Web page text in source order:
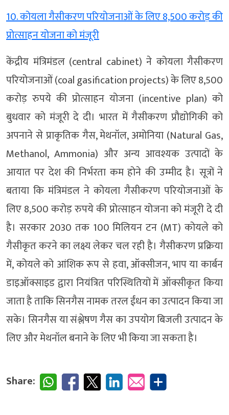
10. कोयला गैसीकरण परियोजनाओं के लिए 8,500 करोड़ की
प्रोत्साहन योजना को मंजूरी
केंद्रीय मंत्रिमंडल (central cabinet) ने कोयला गैसीकरण
परियोजनाओं (coal gasification projects) के लिए 8,500
करोड़ रुपये की प्रोत्साहन योजना (incentive plan) को
बुधवार को मंजूरी दे दी। भारत में गैसीकरण प्रौद्योगिकी को
अपनाने से प्राकृतिक गैस, मेथनॉल, अमोनिया (Natural Gas,
Methanol, Ammonia) और अन्य आवश्यक उत्पादों के
आयात पर देश की निर्भरता कम होने की उम्मीद है। सूत्रों ने
बताया कि मंत्रिमंडल ने कोयला गैसीकरण परियोजनाओं के
लिए 8,500 करोड़ रुपये की प्रोत्साहन योजना को मंजूरी दे दी
है। सरकार 2030 तक 100 मिलियन टन (MT) कोयले को
गैसीकृत करने का लक्ष्य लेकर चल रही है। गैसीकरण प्रक्रिया
में, कोयले को आंशिक रूप से हवा, ऑक्सीजन, भाप या कार्बन
डाइऑक्साइड द्वारा नियंत्रित परिस्थितियों में ऑक्सीकृत किया
जाता है ताकि सिनगैस नामक तरल ईंधन का उत्पादन किया जा
सके। सिनगैस या संश्लेषण गैस का उपयोग बिजली उत्पादन के
लिए और मेथनॉल बनाने के लिए भी किया जा सकता है।
Share: